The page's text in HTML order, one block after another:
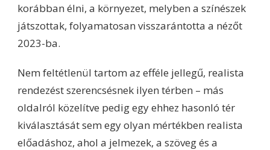
korábban élni, a környezet, melyben a színészek
játszottak, folyamatosan visszarántotta a nézőt
2023-ba.
Nem feltétlenül tartom az efféle jellegű, realista
rendezést szerencsésnek ilyen térben – más
oldalról közelítve pedig egy ehhez hasonló tér
kiválasztását sem egy olyan mértékben realista
előadáshoz, ahol a jelmezek, a szöveg és a